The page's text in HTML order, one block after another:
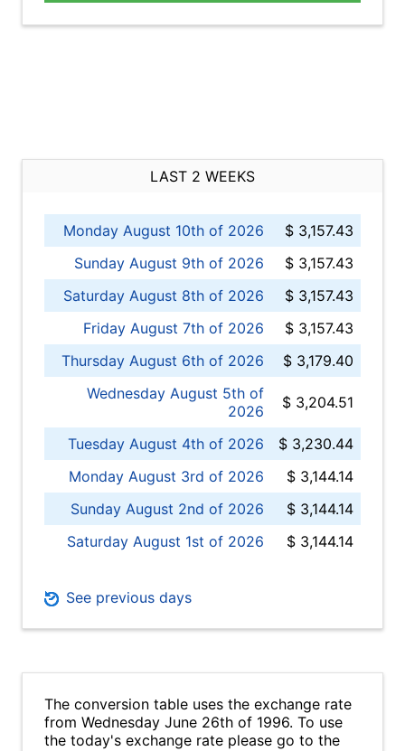
LAST 2 WEEKS
Monday August 10th of 2026
$ 3,157.43
Sunday August 9th of 2026
$ 3,157.43
Saturday August 8th of 2026
$ 3,157.43
Friday August 7th of 2026
$ 3,157.43
Thursday August 6th of 2026
$ 3,179.40
Wednesday August 5th of
2026
$ 3,204.51
Tuesday August 4th of 2026
$ 3,230.44
Monday August 3rd of 2026
$ 3,144.14
Sunday August 2nd of 2026
$ 3,144.14
Saturday August 1st of 2026
$ 3,144.14
See previous days
The conversion table uses the exchange rate
from Wednesday June 26th of 1996. To use
the today's exchange rate please go to the